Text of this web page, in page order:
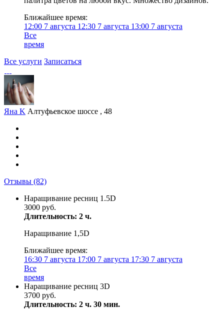
Ближайшее время:
12:00 7 августа 12:30 7 августа 13:00 7 августа
Все
время
Все услуги Записаться
Яна K Алтуфьевское шоссе , 48
Отзывы (82)
Наращивание ресниц 1.5D
3000 руб.
Длительность: 2 ч.
Наращивание 1,5D
Ближайшее время:
16:30 7 августа 17:00 7 августа 17:30 7 августа
Все
время
Наращивание ресниц 3D
3700 руб.
Длительность: 2 ч. 30 мин.